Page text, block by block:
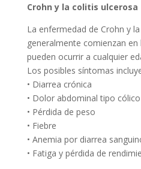
Crohn y la colitis ulcerosa
La enfermedad de Crohn y
generalmente comienzan
pueden ocurrir a cualquier
Los posibles síntomas
• Diarrea crónica
• Dolor abdominal tipo cólico
• Pérdida de peso
• Fiebre
• Anemia por diarrea
• Fatiga y pérdida de